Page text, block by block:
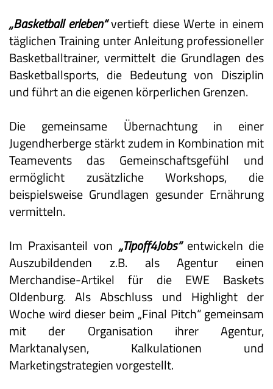
„Basketball erleben“vertieft diese Werte in einem
täglichen Training unter Anleitung professioneller
Basketballtrainer, vermittelt die Grundlagen des
Basketballsports, die Bedeutung von Disziplin
und führt an die eigenen körperlichen Grenzen.
Die gemeinsame Übernachtung in einer
Jugendherberge stärkt zudem in Kombination mit
Teamevents das Gemeinschaftsgefühl und
ermöglicht zusätzliche Workshops, die
beispielsweise Grundlagen gesunder Ernährung
vermitteln.
Im Praxisanteil von„Tipoff4Jobs“entwickeln die
Auszubildenden z.B. als Agentur einen
Merchandise-Artikel für die EWE Baskets
Oldenburg. Als Abschluss und Highlight der
Woche wird dieser beim „Final Pitch“ gemeinsam
mit der Organisation ihrer Agentur,
Marktanalysen, Kalkulationen und
Marketingstrategien vorgestellt.